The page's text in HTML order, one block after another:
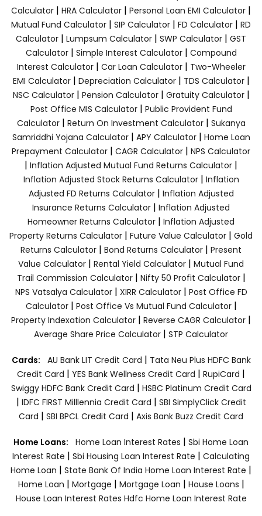
Calculator | HRA Calculator | Personal Loan EMI Calculator |
Mutual Fund Calculator | SIP Calculator | FD Calculator | RD
Calculator | Lumpsum Calculator | SWP Calculator | GST
Calculator| Simple Interest Calculator| Compound
Interest Calculator| Car Loan Calculator| Two-Wheeler
EMI Calculator| Depreciation Calculator| TDS Calculator|
NSC Calculator| Pension Calculator| Gratuity Calculator|
Post Office MIS Calculator| Public Provident Fund
Calculator| Return On Investment Calculator| Sukanya
Samriddhi Yojana Calculator| APY Calculator| Home Loan
Prepayment Calculator | CAGR Calculator | NPS Calculator
| Inflation Adjusted Mutual Fund Returns Calculator |
Inflation Adjusted Stock Returns Calculator| Inflation
Adjusted FD Returns Calculator| Inflation Adjusted
Insurance Returns Calculator | Inflation Adjusted
Homeowner Returns Calculator | Inflation Adjusted
Property Returns Calculator | Future Value Calculator | Gold
Returns Calculator | Bond Returns Calculator | Present
Value Calculator | Rental Yield Calculator | Mutual Fund
Trail Commission Calculator| Nifty 50 Profit Calculator|
NPS Vatsalya Calculator| XIRR Calculator| Post Office FD
Calculator| Post Office Vs Mutual Fund Calculator|
Property Indexation Calculator | Reverse CAGR Calculator |
Average Share Price Calculator | STP Calculator
Cards: AU Bank LIT Credit Card | Tata Neu Plus HDFC Bank
Credit Card | YES Bank Wellness Credit Card | RupiCard |
Swiggy HDFC Bank Credit Card | HSBC Platinum Credit Card
| IDFC FIRST Milllennia Credit Card | SBI SimplyClick Credit
Card | SBI BPCL Credit Card | Axis Bank Buzz Credit Card
Home Loans: Home Loan Interest Rates | Sbi Home Loan
Interest Rate | Sbi Housing Loan Interest Rate | Calculating
Home Loan | State Bank Of India Home Loan Interest Rate |
Home Loan | Mortgage | Mortgage Loan | House Loans |
House Loan Interest Rates Hdfc Home Loan Interest Rate